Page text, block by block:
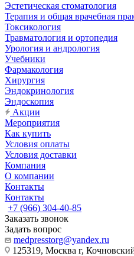
Эстетическая стоматология
Терапия и общая врачебная
Токсикология
Травматология и ортопедия
Урология и андрология
Учебники
Фармакология
Хирургия
Эндокринология
Эндоскопия
Акции
Мероприятия
Как купить
Условия оплаты
Условия доставки
Компания
О компании
Контакты
Контакты
+7 (966) 304-40-85
Заказать звонок
Задать вопрос
medpresstorg@yandex.ru
125319, Москва г,